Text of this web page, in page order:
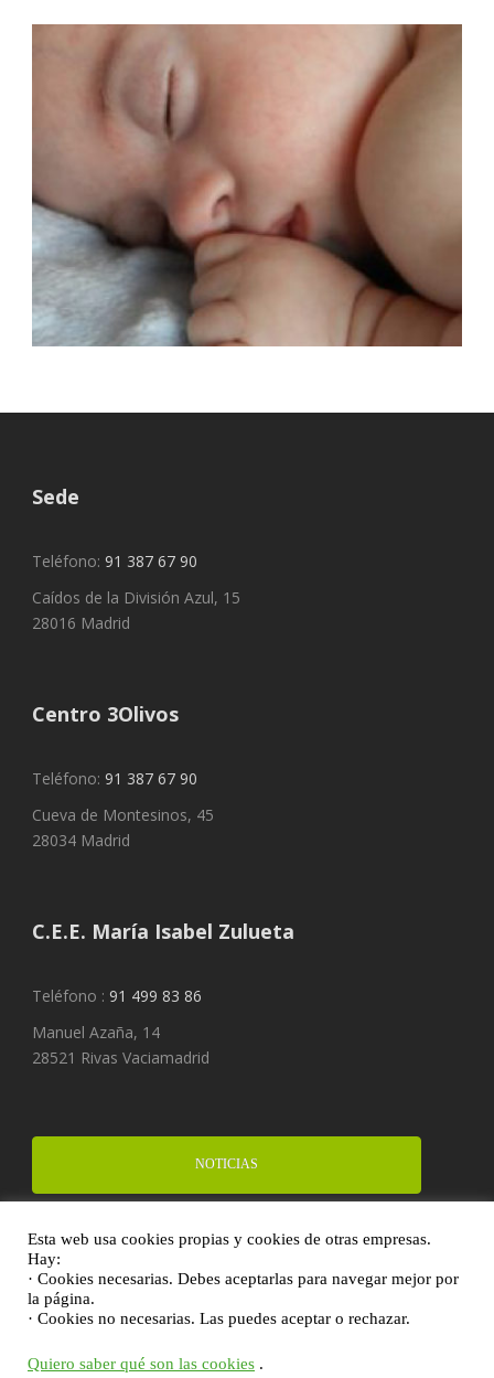
Sede
Teléfono: 91 387 67 90
Caídos de la División Azul, 15
28016 Madrid
Centro 3Olivos
Teléfono: 91 387 67 90
Cueva de Montesinos, 45
28034 Madrid
C.E.E. María Isabel Zulueta
Teléfono : 91 499 83 86
Manuel Azaña, 14
28521 Rivas Vaciamadrid
NOTICIAS
FINANCIA UN PROYECTO
DONA
Esta web usa cookies propias y cookies de otras empresas.
Hay:
· Cookies necesarias. Debes aceptarlas para navegar mejor por
la página.
· Cookies no necesarias. Las puedes aceptar o rechazar.
Quiero saber qué son las cookies .